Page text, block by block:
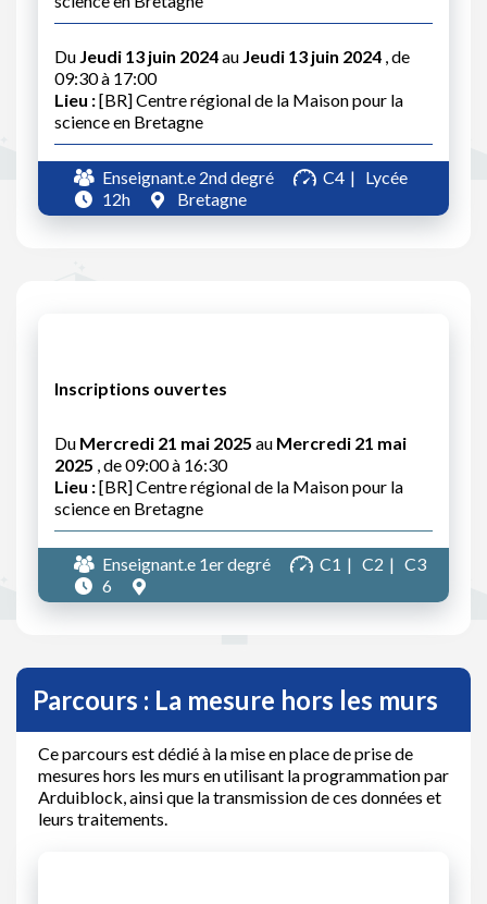
Du Jeudi 13 juin 2024au Jeudi 13 juin 2024 , de
09:30 à 17:00
Lieu :[BR] Centre régional de la Maison pour la
science en Bretagne
Enseignant.e 2nd degré C4
Lycée
12h
Bretagne
Inscriptions ouvertes
Du Mercredi 21 mai 2025 au Mercredi 21 mai
2025 , de 09:00 à 16:30
Lieu :[BR] Centre régional de la Maison pour la
science en Bretagne
Enseignant.e 1er degré C1 C2
C3
6
Parcours : La mesure hors les murs
Ce parcours est dédié à la mise en place de prise de
mesures hors les murs en utilisant la programmation par
Arduiblock, ainsi que la transmission de ces données et
leurs traitements.